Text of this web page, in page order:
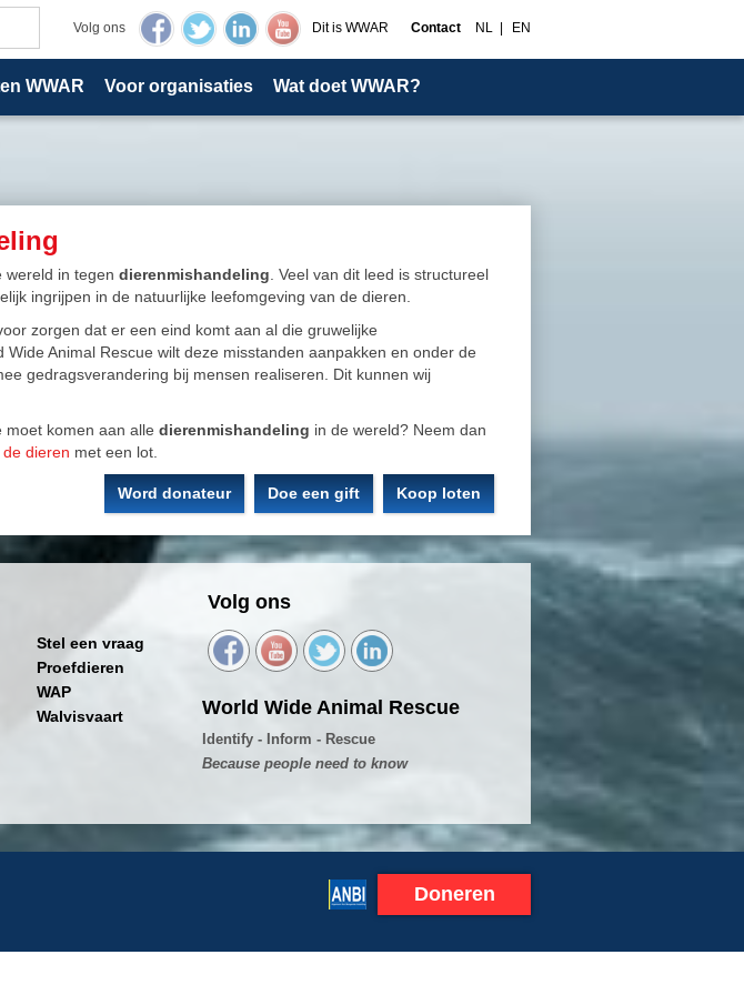
NL EN
Dit is WWAR Contact
Volg ons
WWAR Voor organisaties Wat doet WWAR?
wereld in tegendierenmishandeling . Veel van dit leed is structureel
ingrijpen in de natuurlijke leefomgeving van de dieren.
zorgen dat er een eind komt aan al die gruwelijke
Wide Animal Rescue wilt deze misstanden aanpakken en onder de
gedragsverandering bij mensen realiseren. Dit kunnen wij
moet komen aan alledierenmishandeling in de wereld? Neem dan
dieren met een lot.
Koop loten
Doe een gift
Word donateur
Stel een vraag
Proefdieren
WAP
Walvisvaart
Volg ons
World Wide Animal Rescue
Identify - Inform - Rescue
Because people need to know
Doneren